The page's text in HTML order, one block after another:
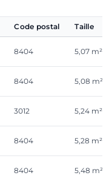
Code postal Taille
8404 5,07 m²
8404 5,08 m²
3012 5,24 m²
8404 5,28 m²
8404 5,48 m²